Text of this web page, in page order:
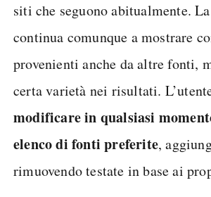
siti che seguono abitualmente.
continua comunque a mostrare
provenienti anche da altre fonti,
certa varietà nei risultati.
modificare in qualsiasi
elenco di fonti preferite,
rimuovendo testate in base ai